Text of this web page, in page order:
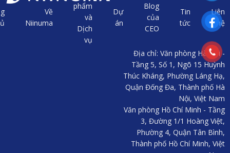
Về
Niinuma
phẩm
và
Dịch
vụ
Dự
án
Blog
của
CEO
Tin
tức
Liên
hệ
Địa chỉ: Văn phòng Hà Nội -
Tầng 5, Số 1, Ngõ 15 Huỳnh
Thúc Kháng, Phường Láng Hạ,
Quận Đống Đa, Thành phố Hà
Nội, Việt Nam
Văn phòng Hồ Chí Minh - Tầng
3, Đường 1/1 Hoàng Việt,
Phường 4, Quận Tân Bình,
Thành phố Hồ Chí Minh, Việt